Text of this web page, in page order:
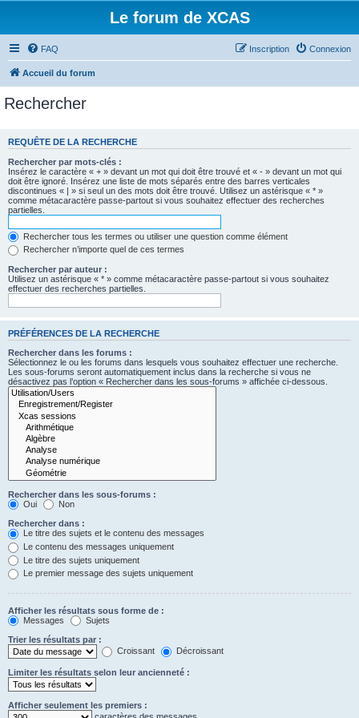
Le forum de XCAS
FAQ Connexion
Inscription
Accueil du forum
Rechercher
REQUÊTE DE LA RECHERCHE
Rechercher par mots-clés :
Insérez le caractère « + » devant un mot qui doit être trouvé et « - » devant un mot qui
doit être ignoré. Insérez une liste de mots séparés entre des barres verticales
discontinues « | » si seul un des mots doit être trouvé. Utilisez un astérisque « * »
comme métacaractère passe-partout si vous souhaitez effectuer des recherches
partielles.
Rechercher tous les termes ou utiliser une question comme élément
Rechercher n’importe quel de ces termes
Rechercher par auteur :
Utilisez un astérisque « * » comme métacaractère passe-partout si vous souhaitez
effectuer des recherches partielles.
PRÉFÉRENCES DE LA RECHERCHE
Rechercher dans les forums :
Sélectionnez le ou les forums dans lesquels vous souhaitez effectuer une recherche.
Les sous-forums seront automatiquement inclus dans la recherche si vous ne
désactivez pas l’option « Rechercher dans les sous-forums » affichée ci-dessous.
Rechercher dans les sous-forums :
Oui
Non
Rechercher dans :
Le titre des sujets et le contenu des messages
Le contenu des messages uniquement
Le titre des sujets uniquement
Le premier message des sujets uniquement
Afficher les résultats sous forme de :
Messages
Sujets
Trier les résultats par :
Croissant
Décroissant
Limiter les résultats selon leur ancienneté :
Afficher seulement les premiers :